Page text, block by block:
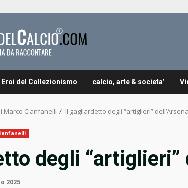
Eroi del Collezionismo calcio, arte & societa’
Marco Cianfanelli Il gagliardetto degli “artiglieri”
degli “artiglieri”
2025